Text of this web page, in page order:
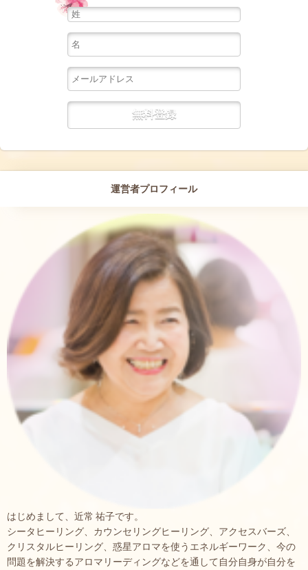
運営者プロフィール
はじめまして、近常 祐子です。
シータヒーリング、カウンセリングヒーリング、アクセスバーズ、
クリスタルヒーリング、惑星アロマを使うエネルギーワーク、今の
問題を解決するアロマリーディングなどを通して自分自身が自分を